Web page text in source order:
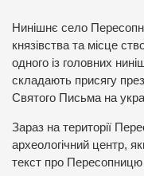
Нинішнє село
князівства та місце
одного із головних
складають присягу
Святого Письма на
Зараз на території
археологічний центр,
текст про Пересопницю